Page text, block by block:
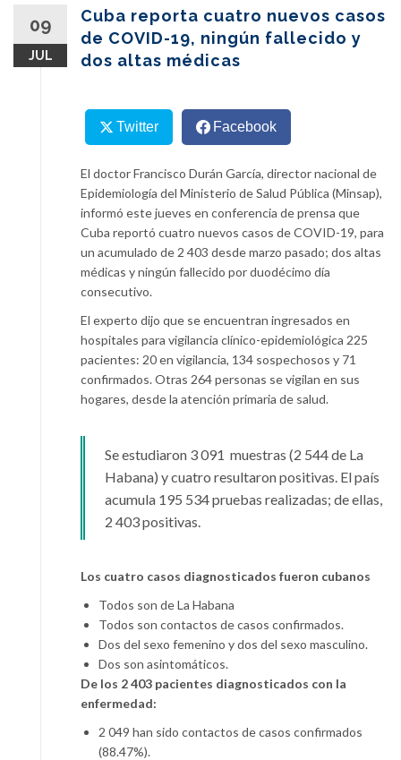
09
JUL
Cuba reporta cuatro nuevos casos
de COVID-19, ningún fallecido y
dos altas médicas
Twitter Facebook
El doctor Francisco Durán García, director nacional de
Epidemiología del Ministerio de Salud Pública (Minsap),
informó este jueves en conferencia de prensa que
Cuba reportó cuatro nuevos casos de COVID-19, para
un acumulado de 2 403 desde marzo pasado; dos altas
médicas y ningún fallecido por duodécimo día
consecutivo.
El experto dijo que se encuentran ingresados en
hospitales para vigilancia clínico-epidemiológica 225
pacientes: 20 en vigilancia, 134 sospechosos y 71
confirmados. Otras 264 personas se vigilan en sus
hogares, desde la atención primaria de salud.
Se estudiaron 3 091 muestras (2 544 de La
Habana) y cuatro resultaron positivas. El país
acumula 195 534 pruebas realizadas; de ellas,
2 403 positivas.
Los cuatro casos diagnosticados fueron cubanos
Todos son de La Habana
Todos son contactos de casos confirmados.
Dos del sexo femenino y dos del sexo masculino.
Dos son asintomáticos.
De los 2 403 pacientes diagnosticados con la
enfermedad:
2 049 han sido contactos de casos confirmados
(88.47%).